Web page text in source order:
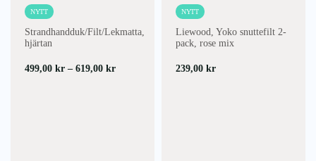
NYTT
Strandhandduk/Filt/Lekmatta,
hjärtan
499,00 kr – 619,00 krPrisintervall:
NYTT
Liewood, Yoko snuttefilt 2-
pack, rose mix
239,00 kr